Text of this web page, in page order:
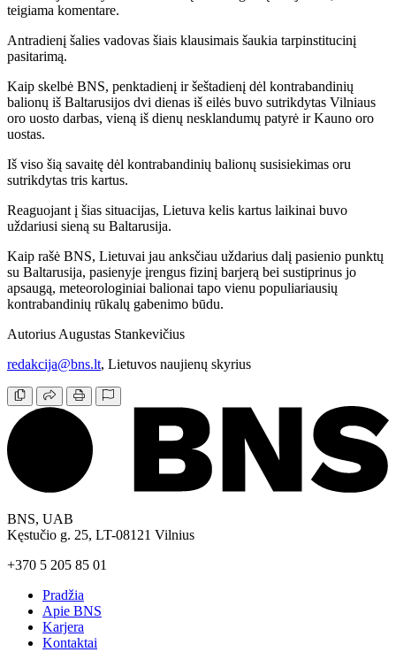
teigiama komentare.
Antradienį šalies vadovas šiais klausimais šaukia tarpinstitucinį
pasitarimą.
Kaip skelbė BNS, penktadienį ir šeštadienį dėl kontrabandinių
balionų iš Baltarusijos dvi dienas iš eilės buvo sutrikdytas Vilniaus
oro uosto darbas, vieną iš dienų nesklandumų patyrė ir Kauno oro
uostas.
Iš viso šią savaitę dėl kontrabandinių balionų susisiekimas oru
sutrikdytas tris kartus.
Reaguojant į šias situacijas, Lietuva kelis kartus laikinai buvo
uždariusi sieną su Baltarusija.
Kaip rašė BNS, Lietuvai jau anksčiau uždarius dalį pasienio punktų
su Baltarusija, pasienyje įrengus fizinį barjerą bei sustiprinus jo
apsaugą, meteorologiniai balionai tapo vienu populiariausių
kontrabandinių rūkalų gabenimo būdu.
Autorius Augustas Stankevičius
redakcija@bns.lt, Lietuvos naujienų skyrius
BNS, UAB
Kęstučio g. 25, LT-08121 Vilnius
+370 5 205 85 01
Pradžia
Apie BNS
Karjera
Kontaktai